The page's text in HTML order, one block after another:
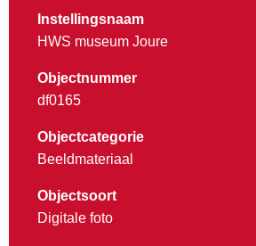
Instellingsnaam
HWS museum Joure
Objectnummer
df0165
Objectcategorie
Beeldmateriaal
Objectsoort
Digitale foto